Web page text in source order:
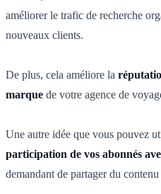
améliorer le trafic de recherche
nouveaux clients.
De plus, cela améliore la
marque de votre agence de
Une autre idée que vous pouvez
participation de vos abonnés
demandant de partager du